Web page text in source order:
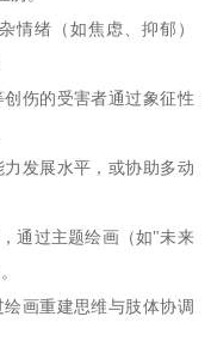
情绪（如焦虑、抑郁）
伤的受害者通过象征性
发展水平，或协助多动
通过主题绘画（如"未来
画重建思维与肢体协调